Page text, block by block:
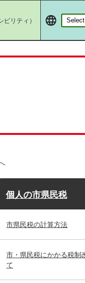
リティ）
個人の市県民税
市県民税の計算方法
市・県民税にかかる税制
て